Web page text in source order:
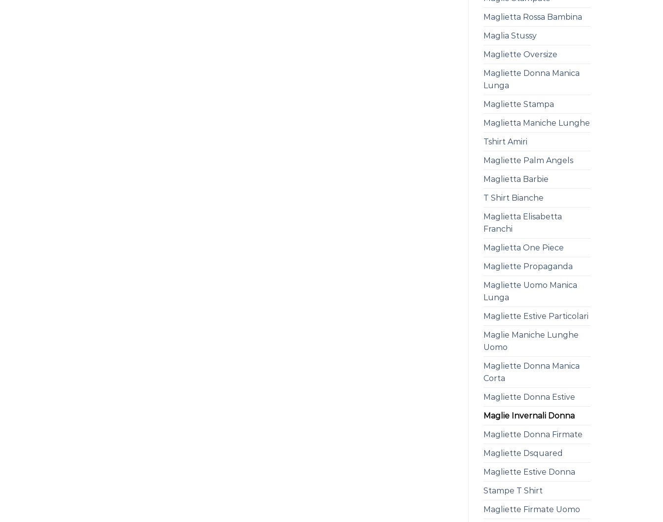
Maglietta Rossa Bambina
Maglia Stussy
Magliette Oversize
Magliette Donna Manica
Lunga
Magliette Stampa
Maglietta Maniche Lunghe
Tshirt Amiri
Magliette Palm Angels
Maglietta Barbie
T Shirt Bianche
Maglietta Elisabetta
Franchi
Maglietta One Piece
Magliette Propaganda
Magliette Uomo Manica
Lunga
Magliette Estive Particolari
Maglie Maniche Lunghe
Uomo
Magliette Donna Manica
Corta
Magliette Donna Estive
Maglie Invernali Donna
Magliette Donna Firmate
Magliette Dsquared
Magliette Estive Donna
Stampe T Shirt
Magliette Firmate Uomo